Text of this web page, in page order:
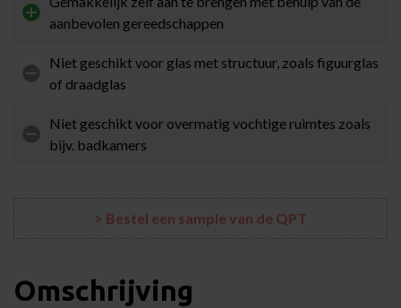
aanbevolen gereedschappen
Niet geschikt voor glas met structuur, zoals figuurglas
of draadglas
Niet geschikt voor overmatig vochtige ruimtes zoals
bijv. badkamers
> Bestel een sample van de QPT
Omschrijving